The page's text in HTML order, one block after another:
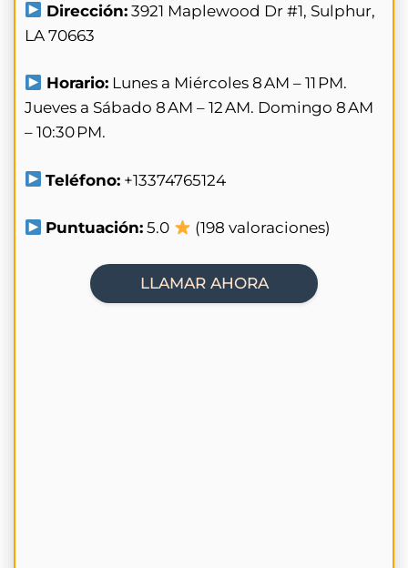
Dirección: 3921 Maplewood Dr #1, Sulphur,
LA 70663
Horario: Lunes a Miércoles 8 AM – 11 PM.
Jueves a Sábado 8 AM – 12 AM. Domingo 8 AM
– 10:30 PM.
Teléfono: +13374765124
Puntuación: 5.0 (198 valoraciones)
LLAMAR AHORA